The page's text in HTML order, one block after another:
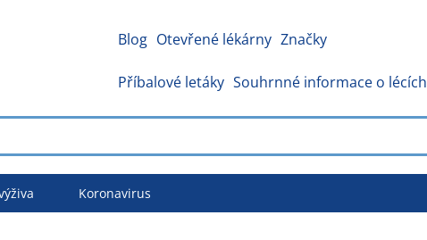
Blog Otevřené lékárny Značky
Příbalové letáky Souhrnné informace o lécích
Koronavirus